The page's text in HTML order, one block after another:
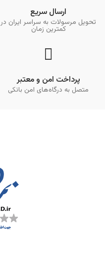
ارسال سریع
تحویل مرسولات به سراسر ایران در
کمترین زمان
پرداخت امن و معتبر
متصل به درگاه‌های امن بانکی